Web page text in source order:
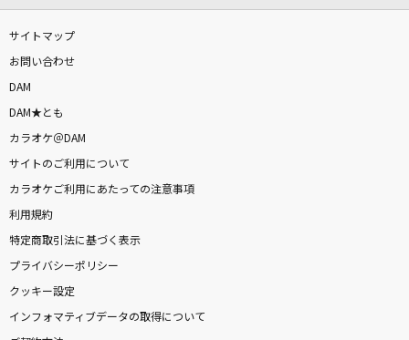
M1917
a crowd of rebellion
Snooze
SixTONES
サイトマップ
お問い合わせ
DAM
DAM★とも
カラオケ＠DAM
サイトのご利用について
カラオケご利用にあたっての注意事項
利用規約
特定商取引法に基づく表示
プライバシーポリシー
クッキー設定
インフォマティブデータの取得について